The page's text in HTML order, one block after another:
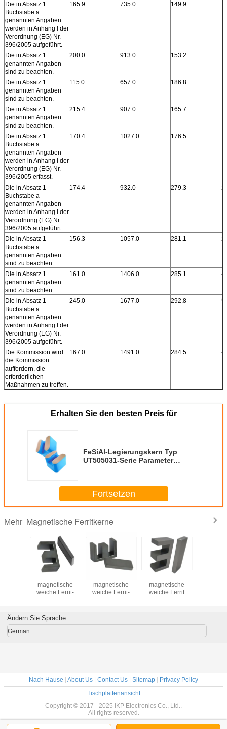
Die in Absatz 1
Buchstabe a
genannten Angaben
werden in Anhang I der
Verordnung (EG) Nr.
396/2005 aufgeführt.
165.9 735.0 149.9
Die in Absatz 1
genannten Angaben
sind zu beachten.
200.0 913.0 153.2
Die in Absatz 1
genannten Angaben
sind zu beachten.
115.0 657.0 186.8
Die in Absatz 1
genannten Angaben
sind zu beachten.
215.4 907.0 165.7
Die in Absatz 1
Buchstabe a
genannten Angaben
werden in Anhang I der
Verordnung (EG) Nr.
396/2005 erfasst.
170.4 1027.0 176.5
Die in Absatz 1
Buchstabe a
genannten Angaben
werden in Anhang I der
Verordnung (EG) Nr.
396/2005 aufgeführt.
174.4 932.0 279.3
Die in Absatz 1
Buchstabe a
genannten Angaben
sind zu beachten.
156.3 1057.0 281.1
Die in Absatz 1
genannten Angaben
sind zu beachten.
161.0 1406.0 285.1
Die in Absatz 1
Buchstabe a
genannten Angaben
werden in Anhang I der
Verordnung (EG) Nr.
396/2005 aufgeführt.
245.0 1677.0 292.8
Die Kommission wird
die Kommission
auffordern, die
erforderlichen
Maßnahmen zu treffen.
167.0 1491.0 284.5
Erhalten Sie den besten Preis für
FeSiAl-Legierungskern Typ
UT505031-Serie Parameter
Fortsetzen
Mehr Magnetische Ferritkerne
magnetische
weiche Ferrit-
magnetische
weiche Ferrit-
magnetische
weiche Ferrit
Ändern Sie Sprache
German
Nach Hause About Us Contact Us Sitemap
Privacy Policy
Tischplattenansicht
Copyright © 2017 - 2025 IKP Electronics Co., Ltd..
All rights reserved.